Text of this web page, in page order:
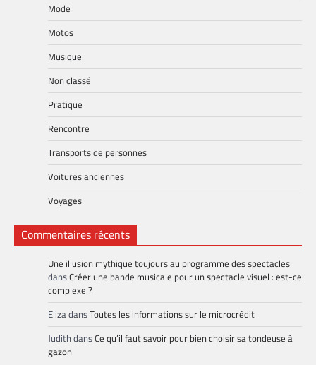
Mode
Motos
Musique
Non classé
Pratique
Rencontre
Transports de personnes
Voitures anciennes
Voyages
Commentaires récents
Une illusion mythique toujours au programme des spectacles
dansCréer une bande musicale pour un spectacle visuel : est-ce
complexe ?
ElizadansToutes les informations sur le microcrédit
Judith dansCe qu’il faut savoir pour bien choisir sa tondeuse à
gazon